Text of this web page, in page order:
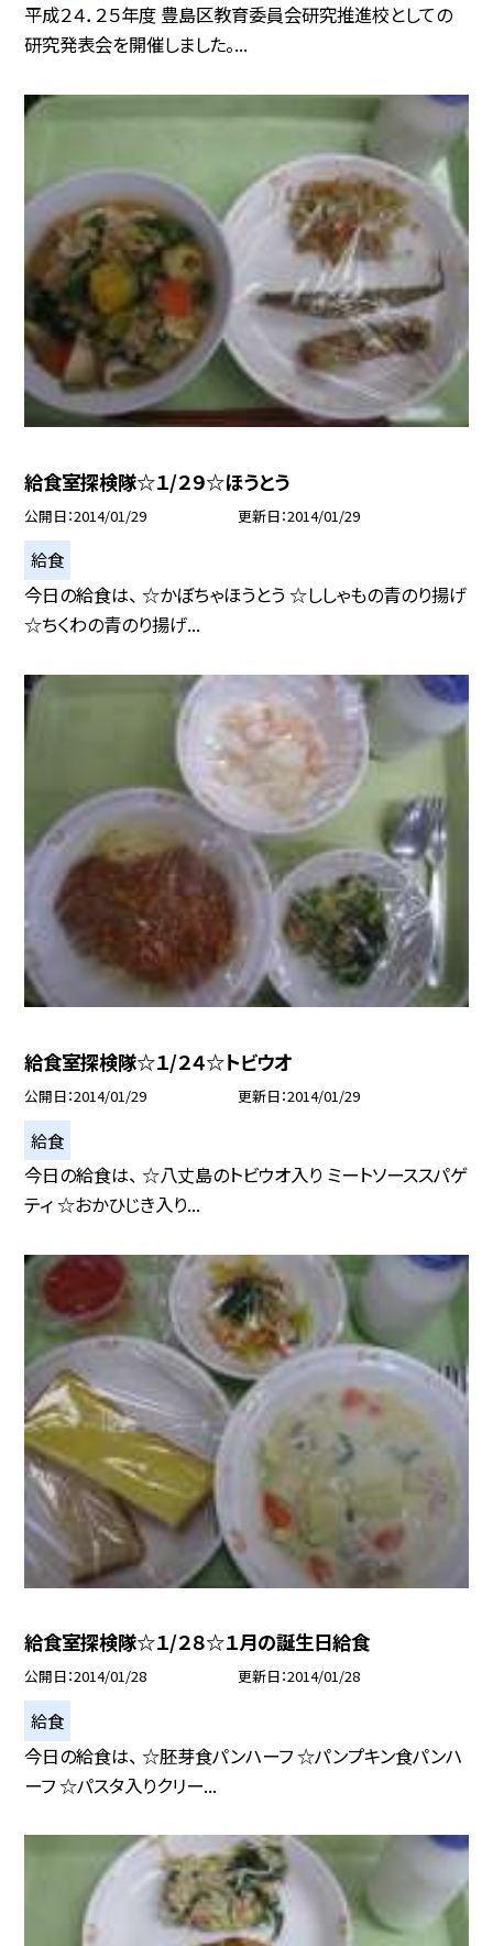
平成２４．２５年度 豊島区教育委員会研究推進校としての
研究発表会を開催しました。...
給食室探検隊☆１/２９☆ほうとう
公開日 2014/01/29 更新日 2014/01/29
給食
今日の給食は、 ☆かぼちゃほうとう ☆ししゃもの青のり揚げ
☆ちくわの青のり揚げ...
給食室探検隊☆１/２４☆トビウオ
公開日 2014/01/29 更新日 2014/01/29
給食
今日の給食は、 ☆八丈島のトビウオ入り ミートソーススパゲ
ティ ☆おかひじき入り...
給食室探検隊☆１/２８☆１月の誕生日給食
公開日 2014/01/28 更新日 2014/01/28
給食
今日の給食は、 ☆胚芽食パンハーフ ☆パンプキン食パンハ
ーフ ☆パスタ入りクリー...